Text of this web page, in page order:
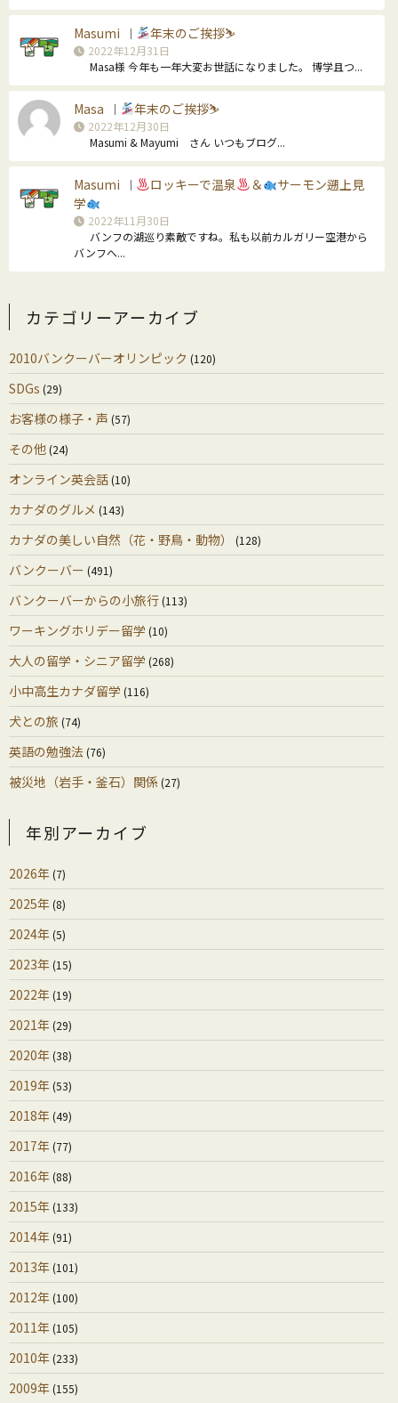
Masumi ｜ 年末のご挨拶⛷
2022年12月31日
Masa様 今年も一年大変お世話になりました。 博学且つ...
Masa ｜ 年末のご挨拶⛷
2022年12月30日
Masumi & Mayumi さん いつもブログ...
Masumi ｜ ロッキーで温泉 ＆
サーモン遡上見
学
2022年11月30日
バンフの湖巡り素敵ですね。私も以前カルガリー空港から
バンフへ...
カテゴリーアーカイブ
2010バンクーバーオリンピック (120)
SDGs (29)
お客様の様子・声 (57)
その他(24)
オンライン英会話(10)
カナダのグルメ (143)
カナダの美しい自然（花・野鳥・動物） (128)
バンクーバー (491)
バンクーバーからの小旅行(113)
ワーキングホリデー留学 (10)
大人の留学・シニア留学 (268)
小中高生カナダ留学 (116)
犬との旅 (74)
英語の勉強法 (76)
被災地（岩手・釜石）関係(27)
年別アーカイブ
2026年(7)
2025年(8)
2024年(5)
2023年(15)
2022年(19)
2021年(29)
2020年(38)
2019年(53)
2018年(49)
2017年(77)
2016年(88)
2015年(133)
2014年(91)
2013年(101)
2012年(100)
2011年(105)
2010年(233)
2009年(155)